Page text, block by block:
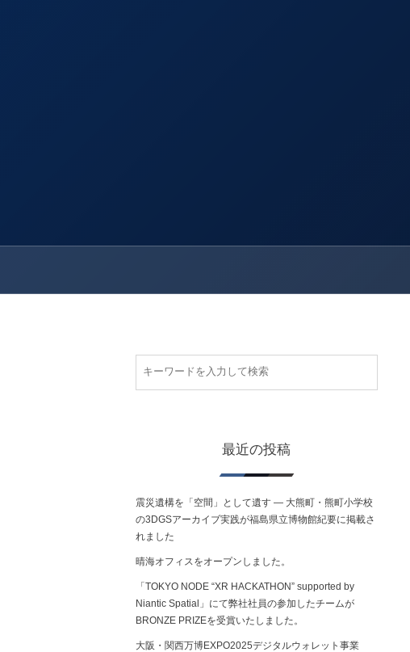
最近の投稿
震災遺構を「空間」として遺す ― 大熊町・熊町小学校
の3DGSアーカイブ実践が福島県立博物館紀要に掲載さ
れました
晴海オフィスをオープンしました。
「TOKYO NODE “XR HACKATHON” supported by
Niantic Spatial」にて弊社社員の参加したチームが
BRONZE PRIZEを受賞いたしました。
大阪・関西万博EXPO2025デジタルウォレット事業